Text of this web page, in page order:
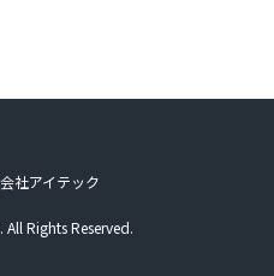
社アイテック
Rights Reserved.